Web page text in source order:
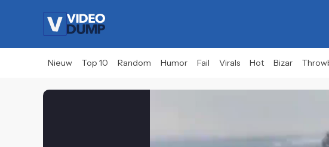
Nieuw Top 10 Random Humor Fail Virals Hot Bizar